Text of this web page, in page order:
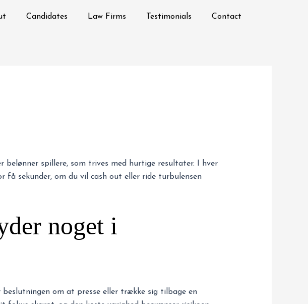
Candidates Law Firms Testimonials Contact
spillere, som trives med hurtige resultater. I hver
få sekunder, om du vil cash out eller ride turbulensen
noget i
om at presse eller trække sig tilbage en